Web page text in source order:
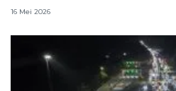
16 Mei 2026